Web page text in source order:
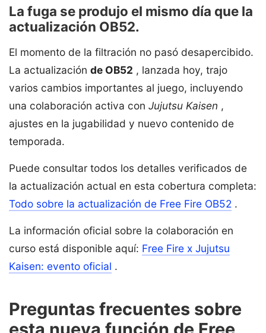
La fuga se produjo el mismo día que la
actualización OB52.
El momento de la filtración no pasó desapercibido.
La actualización de OB52 , lanzada hoy, trajo
varios cambios importantes al juego, incluyendo
una colaboración activa con Jujutsu Kaisen ,
ajustes en la jugabilidad y nuevo contenido de
temporada.
Puede consultar todos los detalles verificados de
la actualización actual en esta cobertura completa:
Todo sobre la actualización de Free Fire OB52 .
La información oficial sobre la colaboración en
curso está disponible aquí: Free Fire x Jujutsu
Kaisen: evento oficial .
Preguntas frecuentes sobre